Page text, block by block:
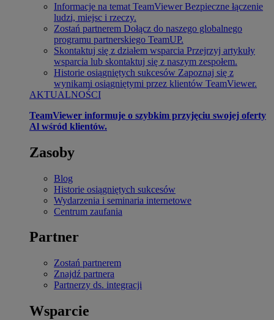
Informacje na temat TeamViewer Bezpieczne łączenie
ludzi, miejsc i rzeczy.
Zostań partnerem Dołącz do naszego globalnego
programu partnerskiego TeamUP.
Skontaktuj się z działem wsparcia Przejrzyj artykuły
wsparcia lub skontaktuj się z naszym zespołem.
Historie osiągniętych sukcesów Zapoznaj się z
wynikami osiągniętymi przez klientów TeamViewer.
AKTUALNOŚCI
TeamViewer informuje o szybkim przyjęciu swojej oferty
Al wśród klientów.
Zasoby
Blog
Historie osiągniętych sukcesów
Wydarzenia i seminaria internetowe
Centrum zaufania
Partner
Zostań partnerem
Znajdź partnera
Partnerzy ds. integracji
Wsparcie